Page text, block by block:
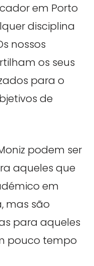
em Porto
disciplina
nossos
os seus
para o
de
podem ser
aqueles que
em
mas são
para aqueles
pouco tempo